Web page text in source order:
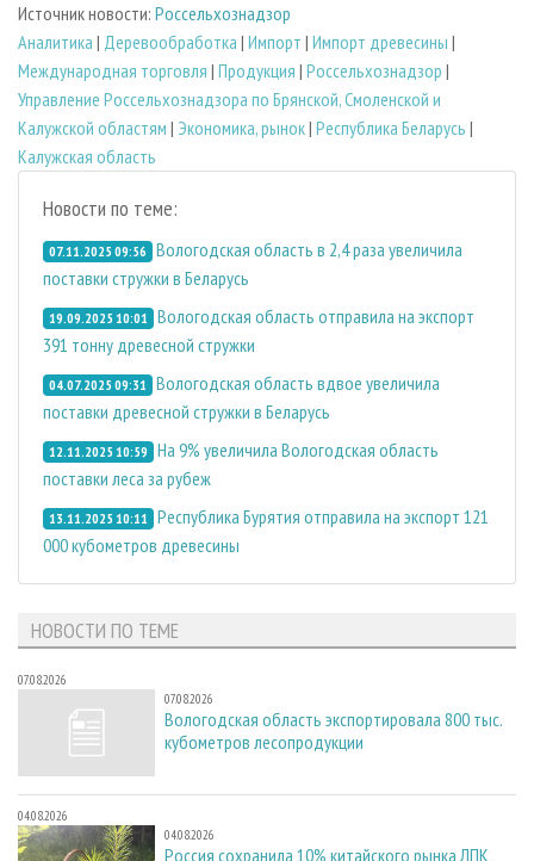
Источник новости: Россельхознадзор
Аналитика | Деревообработка | Импорт | Импорт древесины |
Международная торговля | Продукция | Россельхознадзор |
Управление Россельхознадзора по Брянской, Смоленской и
Калужской областям | Экономика, рынок| Республика Беларусь |
Калужская область
Новости по теме:
07.11.2025 09:56 Вологодская область в 2,4 раза увеличила
поставки стружки в Беларусь
19.09.2025 10:01 Вологодская область отправила на экспорт
391 тонну древесной стружки
04.07.2025 09:31 Вологодская область вдвое увеличила
поставки древесной стружки в Беларусь
12.11.2025 10:59 На 9% увеличила Вологодская область
поставки леса за рубеж
13.11.2025 10:11 Республика Бурятия отправила на экспорт 121
000 кубометров древесины
НОВОСТИ ПО ТЕМЕ
07.08.2026
07.08.2026
Вологодская область экспортировала 800 тыс.
кубометров лесопродукции
04.08.2026
04.08.2026
Россия сохранила 10% китайского рынка ЛПК